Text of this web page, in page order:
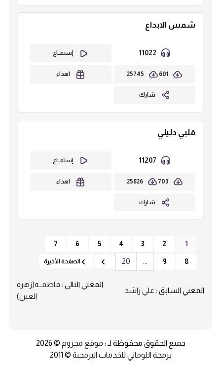
شمس الابداع
إستمــاع
601
25745 اهداء
شارك
قلبي دليلي
إستمــاع
703
25826 اهداء
شارك
1
2
3
4
5
6
7
8
9
...
20 الصفحة الأخيرة
المغني السابق :علي راشد
المغني التالي : فاطمــه(زهرة
العين)
جميع الحقوق محفوظة لـ : موقع محروم © 2026
برمجة اللوماني للخدمات البرمجية © 2011